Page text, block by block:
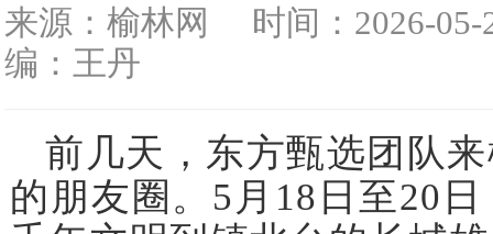
来源：榆林网
时间：2026-05-
编：王丹
前几天，东方甄选团队
的朋友圈。5月18日至20